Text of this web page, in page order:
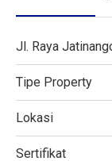
Jl. Raya
Tipe Property
Lokasi
Sertifikat